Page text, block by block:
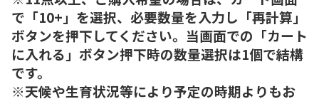
で「10+」を選択、必要数量を入力し「再計算」
ボタンを押下してください。当画面での「カート
に入れる」ボタン押下時の数量選択は1個で結構
です。
※天候や生育状況等により予定の時期よりもお